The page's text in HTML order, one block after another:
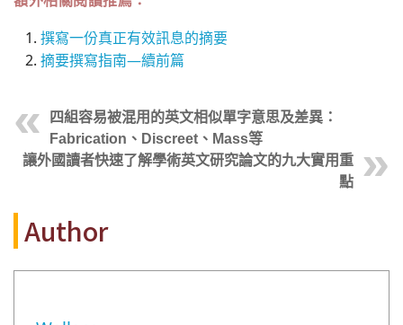
撰寫一份真正有效訊息的摘要
摘要撰寫指南—續前篇
四組容易被混用的英文相似單字意思及差異：
Fabrication、Discreet、Mass等
讓外國讀者快速了解學術英文研究論文的九大實用重
點
Author